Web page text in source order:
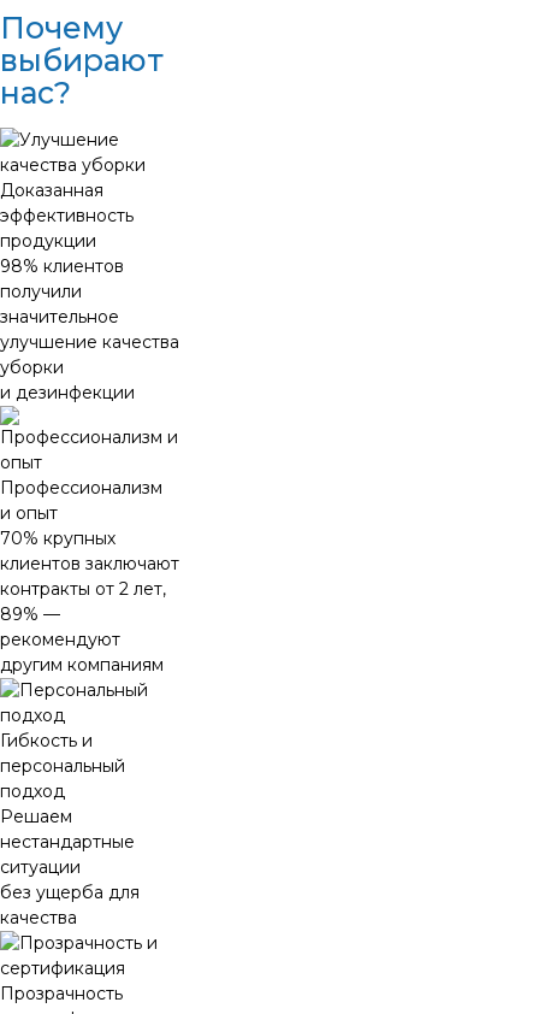
Почему
выбирают
нас?
Доказанная
эффективность
продукции
98% клиентов
получили
значительное
улучшение качества
уборки
и дезинфекции
Профессионализм
и опыт
70% крупных
клиентов заключают
контракты от 2 лет,
89% —
рекомендуют
другим компаниям
Гибкость и
персональный
подход
Решаем
нестандартные
ситуации
без ущерба для
качества
Прозрачность